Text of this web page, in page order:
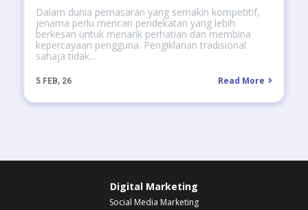
5 FEB, 26
Dalam dunia pemasaran yang semakin kompetitif,
jenama perlu mencari pendekatan yang lebih
berkesan untuk menarik perhatian dan membina
kepercayaan pengguna. Pengiklanan tradisional
sahaja tidak…
Read More
Digital Marketing
Social Media Marketing